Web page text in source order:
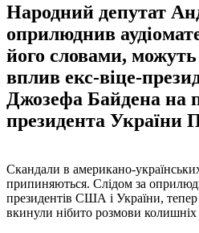
Народний депутат
оприлюднив
його словами,
вплив екс-віце-
Джозефа Байдена на
президента України
Скандали в американо-
припиняються. Слідом за
президентів США і України,
вкинули нібито розмови колишніх